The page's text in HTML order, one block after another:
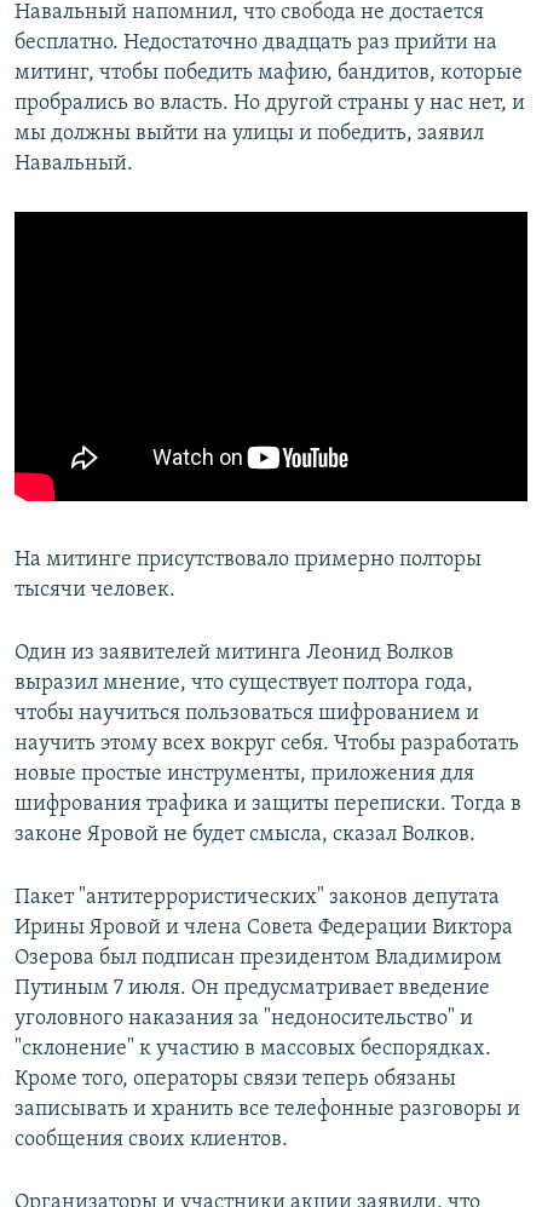
Навальный напомнил, что свобода не достается
бесплатно. Недостаточно двадцать раз прийти на
митинг, чтобы победить мафию, бандитов, которые
пробрались во власть. Но другой страны у нас нет, и
мы должны выйти на улицы и победить, заявил
Навальный.
На митинге присутствовало примерно полторы
тысячи человек.
Один из заявителей митинга Леонид Волков
выразил мнение, что существует полтора года,
чтобы научиться пользоваться шифрованием и
научить этому всех вокруг себя. Чтобы разработать
новые простые инструменты, приложения для
шифрования трафика и защиты переписки. Тогда в
законе Яровой не будет смысла, сказал Волков.
Пакет "антитеррористических" законов депутата
Ирины Яровой и члена Совета Федерации Виктора
Озерова​ был подписан президентом Владимиром
Путиным 7 июля. Он предусматривает введение
уголовного наказания за "недоносительство" и
"склонение" к участию в массовых беспорядках.
Кроме того, операторы связи теперь обязаны
записывать и хранить все телефонные разговоры и
сообщения своих клиентов.